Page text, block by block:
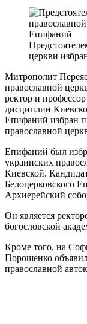
церкви
Митрополит
православной
ректор и
дисциплин
Епифаний избран
православной
Епифаний был
украинских
Киевской.
Белоцерковского
Архиерейский
Он является
богословской
Кроме того, на
Порошенко
православной